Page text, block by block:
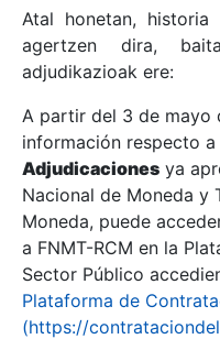
Erakutsi/Ezkutatu
Erakutsi/Ezkutatu
Erakutsi/Ezkutatu
Erakutsi/Ezkutatu
Atal honetan,
agertzen dira,
adjudikazioak ere:
A partir del 3 de mayo
información respecto a
Adjudicaciones ya
Nacional de Moneda y
Moneda, puede
a FNMT-RCM en la
Sector Público
Plataforma de
(https://